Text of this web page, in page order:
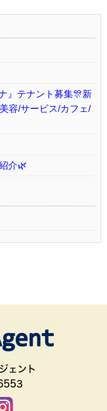
』テナント募集🎊新
容/サービス/カフェ/
介🌿
ェント